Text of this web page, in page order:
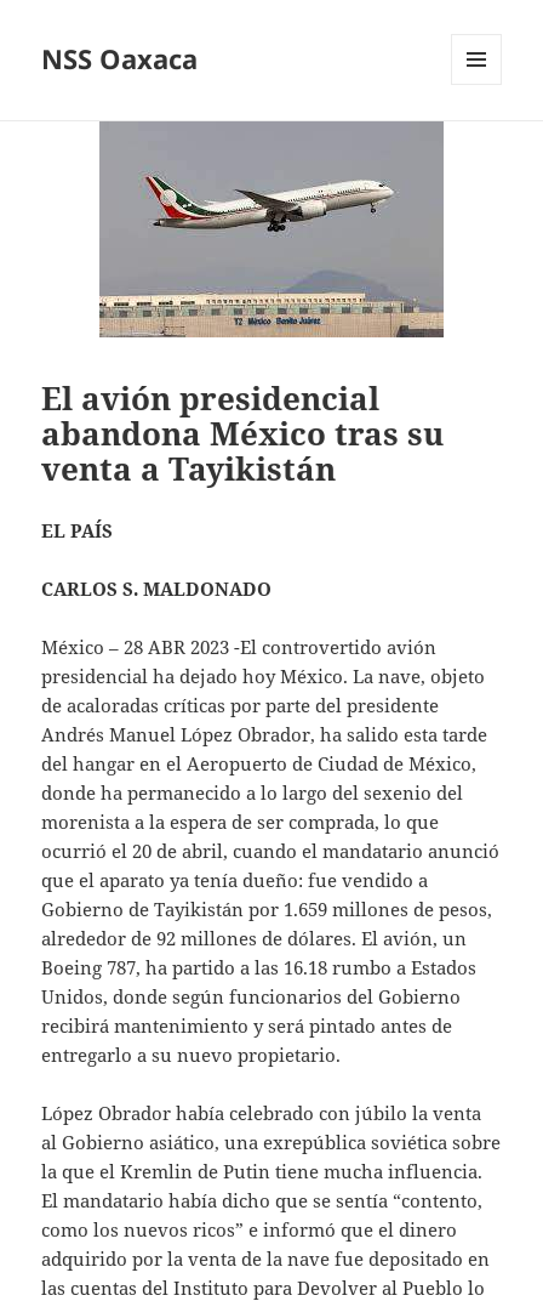
NSS Oaxaca
El avión presidencial
abandona México tras su
venta a Tayikistán
EL PAÍS
CARLOS S. MALDONADO
México – 28 ABR 2023 -El controvertido avión
presidencial ha dejado hoy México. La nave, objeto
de acaloradas críticas por parte del presidente
Andrés Manuel López Obrador, ha salido esta tarde
del hangar en el Aeropuerto de Ciudad de México,
donde ha permanecido a lo largo del sexenio del
morenista a la espera de ser comprada, lo que
ocurrió el 20 de abril, cuando el mandatario anunció
que el aparato ya tenía dueño: fue vendido a
Gobierno de Tayikistán por 1.659 millones de pesos,
alrededor de 92 millones de dólares. El avión, un
Boeing 787, ha partido a las 16.18 rumbo a Estados
Unidos, donde según funcionarios del Gobierno
recibirá mantenimiento y será pintado antes de
entregarlo a su nuevo propietario.
López Obrador había celebrado con júbilo la venta
al Gobierno asiático, una exrepública soviética sobre
la que el Kremlin de Putin tiene mucha influencia.
El mandatario había dicho que se sentía “contento,
como los nuevos ricos” e informó que el dinero
adquirido por la venta de la nave fue depositado en
las cuentas del Instituto para Devolver al Pueblo lo